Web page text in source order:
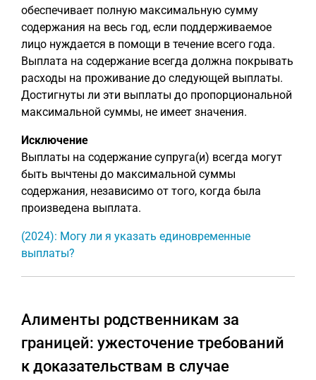
обеспечивает полную максимальную сумму
содержания на весь год, если поддерживаемое
лицо нуждается в помощи в течение всего года.
Выплата на содержание всегда должна покрывать
расходы на проживание до следующей выплаты.
Достигнуты ли эти выплаты до пропорциональной
максимальной суммы, не имеет значения.
Исключение
Выплаты на содержание супруга(и) всегда могут
быть вычтены до максимальной суммы
содержания, независимо от того, когда была
произведена выплата.
(2024): Могу ли я указать единовременные
выплаты?
Алименты родственникам за
границей: ужесточение требований
к доказательствам в случае